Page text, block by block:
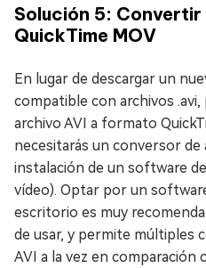
Solución 5:
QuickTime MOV
En lugar de descargar un
compatible con archivos
archivo AVI a formato
necesitarás un conversor de
instalación de un software
vídeo). Optar por un
escritorio es muy
de usar, y permite múltiples
AVI a la vez en